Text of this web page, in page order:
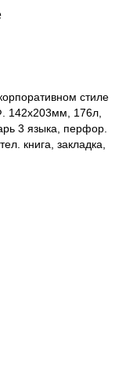
стиле
142х203мм, 176л,
3 языка, перфор.
книга, закладка,